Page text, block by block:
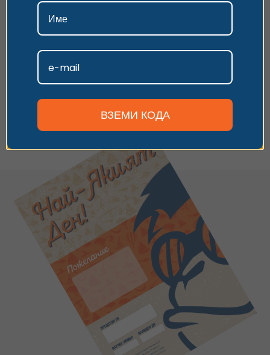
Имаш универсален ваучер
иливаучер за друго преживяване?
Имаш код за отстъпка? Използвай го по
Виж опциите
Приемам
ВЗЕМИ КОДА